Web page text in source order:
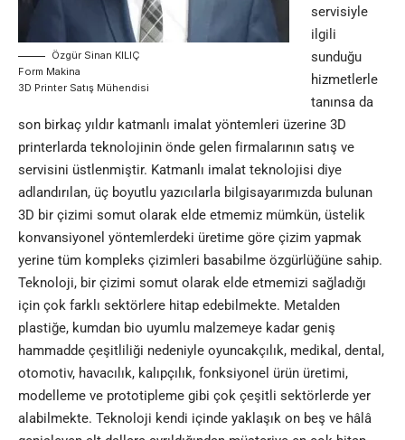
Özgür Sinan KILIÇ
Form Makina
3D Printer Satış Mühendisi
servisiyle
ilgili
sunduğu
hizmetlerle
tanınsa da
son birkaç yıldır katmanlı imalat yöntemleri üzerine 3D
printerlarda teknolojinin önde gelen firmalarının satış ve
servisini üstlenmiştir. Katmanlı imalat teknolojisi diye
adlandırılan, üç boyutlu yazıcılarla bilgisayarımızda bulunan
3D bir çizimi somut olarak elde etmemiz mümkün, üstelik
konvansiyonel yöntemlerdeki üretime göre çizim yapmak
yerine tüm kompleks çizimleri basabilme özgürlüğüne sahip.
Teknoloji, bir çizimi somut olarak elde etmemizi sağladığı
için çok farklı sektörlere hitap edebilmekte. Metalden
plastiğe, kumdan bio uyumlu malzemeye kadar geniş
hammadde çeşitliliği nedeniyle oyuncakçılık, medikal, dental,
otomotiv, havacılık, kalıpçılık, fonksiyonel ürün üretimi,
modelleme ve prototipleme gibi çok çeşitli sektörlerde yer
alabilmekte. Teknoloji kendi içinde yaklaşık on beş ve hâlâ